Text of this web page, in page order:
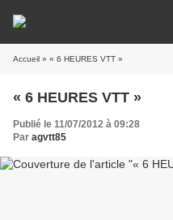
Accueil » « 6 HEURES VTT »
« 6 HEURES VTT »
Publié le 11/07/2012 à 09:28
Par agvtt85